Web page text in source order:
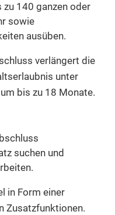
140 ganzen oder
sowie
ausüben.
verlängert die
unter
bis zu 18 Monate.
suchen und
in Form einer
Zusatzfunktionen.